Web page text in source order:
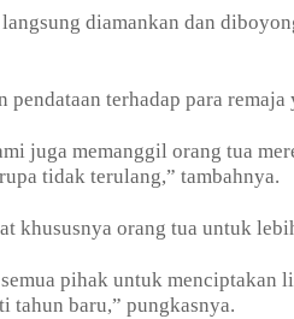
diamankan dan
terhadap para remaja
juga memanggil orang tua
tidak terulang,” tambahnya.
khususnya orang tua untuk
pihak untuk menciptakan
tahun baru,” pungkasnya.